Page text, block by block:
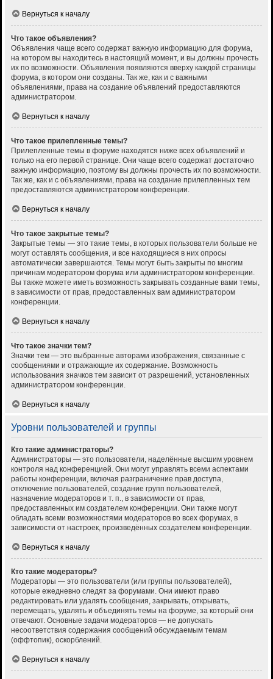
Вернуться к началу
Что такое объявления?
Объявления чаще всего содержат важную информацию для форума,
на котором вы находитесь в настоящий момент, и вы должны прочесть
их по возможности. Объявления появляются вверху каждой страницы
форума, в котором они созданы. Так же, как и с важными
объявлениями, права на создание объявлений предоставляются
администратором.
Вернуться к началу
Что такое прилепленные темы?
Прилепленные темы в форуме находятся ниже всех объявлений и
только на его первой странице. Они чаще всего содержат достаточно
важную информацию, поэтому вы должны прочесть их по возможности.
Так же, как и с объявлениями, права на создание прилепленных тем
предоставляются администратором конференции.
Вернуться к началу
Что такое закрытые темы?
Закрытые темы — это такие темы, в которых пользователи больше не
могут оставлять сообщения, и все находящиеся в них опросы
автоматически завершаются. Темы могут быть закрыты по многим
причинам модератором форума или администратором конференции.
Вы также можете иметь возможность закрывать созданные вами темы,
в зависимости от прав, предоставленных вам администратором
конференции.
Вернуться к началу
Что такое значки тем?
Значки тем — это выбранные авторами изображения, связанные с
сообщениями и отражающие их содержание. Возможность
использования значков тем зависит от разрешений, установленных
администратором конференции.
Вернуться к началу
Уровни пользователей и группы
Кто такие администраторы?
Администраторы — это пользователи, наделённые высшим уровнем
контроля над конференцией. Они могут управлять всеми аспектами
работы конференции, включая разграничение прав доступа,
отключение пользователей, создание групп пользователей,
назначение модераторов и т. п., в зависимости от прав,
предоставленных им создателем конференции. Они также могут
обладать всеми возможностями модераторов во всех форумах, в
зависимости от настроек, произведённых создателем конференции.
Вернуться к началу
Кто такие модераторы?
Модераторы — это пользователи (или группы пользователей),
которые ежедневно следят за форумами. Они имеют право
редактировать или удалять сообщения, закрывать, открывать,
перемещать, удалять и объединять темы на форуме, за который они
отвечают. Основные задачи модераторов — не допускать
несоответствия содержания сообщений обсуждаемым темам
(оффтопик), оскорблений.
Вернуться к началу